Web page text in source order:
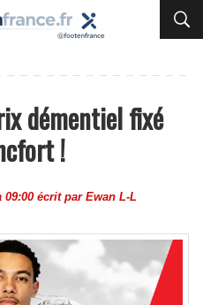
démentiel fixé
!
09:00 écrit par Ewan L-L